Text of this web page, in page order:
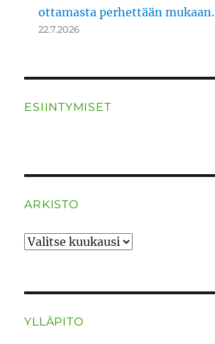
ottamasta perhettään mukaan.
22.7.2026
ESIINTYMISET
ARKISTO
ARKISTO
YLLÄPITO